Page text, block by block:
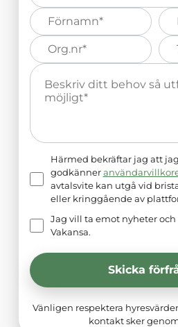
Förnamn*
Organisations
nummer*
Meddelande*
Härmed bekräftar jag att
godkänner
avtalsvite kan utgå vid
eller kringgående av
Jag vill ta emot nyheter
Vakansa.
Skicka
Vänligen respektera
kontakt sker